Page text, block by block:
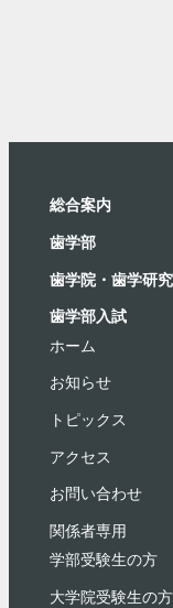
総合案内
⻭学部
歯学院・⻭学研
歯学部入試
ホーム
お知らせ
トピックス
アクセス
お問い合わせ
関係者専用
学部受験⽣の⽅
大学院受験生の方